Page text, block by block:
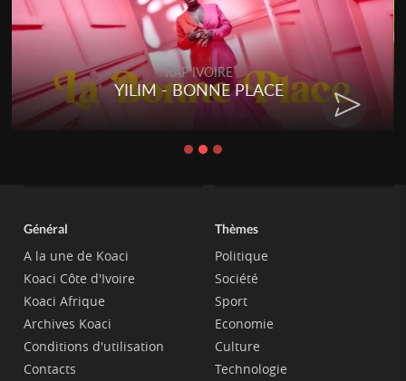
RAP IVOIRE
YILIM - BONNE PLACE
Général
A la une de Koaci
Koaci Côte d'Ivoire
Koaci Afrique
Archives Koaci
Conditions d'utilisation
Contacts
Thèmes
Politique
Société
Sport
Economie
Culture
Technologie